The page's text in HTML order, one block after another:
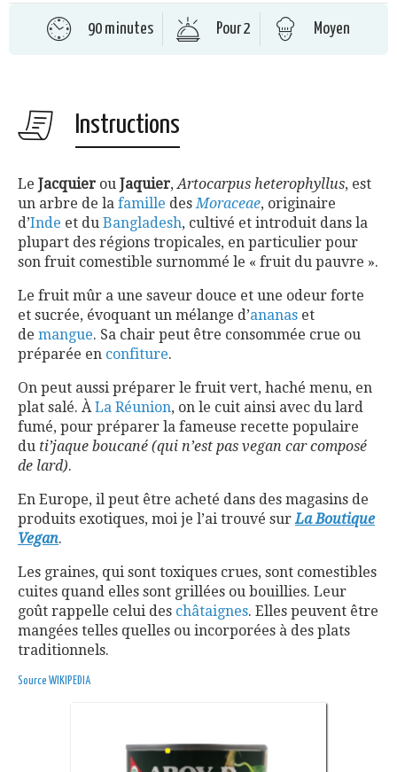
90 minutes Pour 2 Moyen
Instructions
Le Jacquier ou Jaquier,Artocarpus heterophyllus, est
un arbre de la famille desMoraceae, originaire
d’Inde et du Bangladesh, cultivé et introduit dans la
plupart des régions tropicales, en particulier pour
son fruit comestible surnommé le « fruit du pauvre ».
Le fruit mûr a une saveur douce et une odeur forte
et sucrée, évoquant un mélange d’ananas et
de mangue. Sa chair peut être consommée crue ou
préparée en confiture.
On peut aussi préparer le fruit vert, haché menu, en
plat salé. ÀLa Réunion, on le cuit ainsi avec du lard
fumé, pour préparer la fameuse recette populaire
du ti’jaque boucané (qui n’est pas vegan car composé
de lard).
En Europe, il peut être acheté dans des magasins de
produits exotiques, moi je l’ai trouvé surLa Boutique
Vegan.
Les graines, qui sont toxiques crues, sont comestibles
cuites quand elles sont grillées ou bouillies. Leur
goût rappelle celui des châtaignes. Elles peuvent être
mangées telles quelles ou incorporées à des plats
traditionnels.
Source WIKIPEDIA